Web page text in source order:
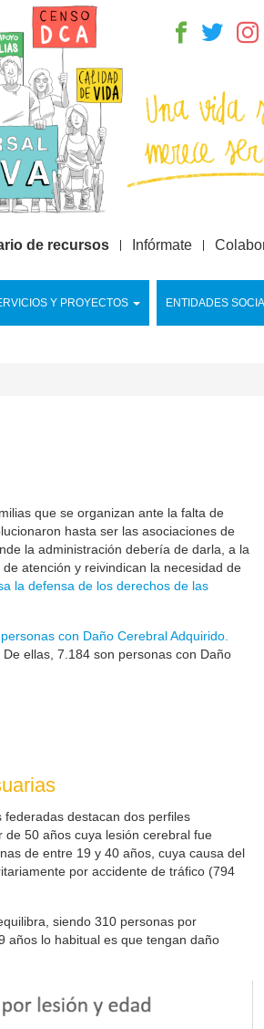
Y PROYECTOS ENTIDADES
de recursos Infórmate
que se organizan ante la falta de
hasta ser las asociaciones de
la administración debería de darla, a la
atención y reivindican la necesidad de
la defensa de los derechos de las
con Daño Cerebral Adquirido.
De ellas, 7.184 son personas con Daño
federadas destacan dos perfiles
50 años cuya lesión cerebral fue
de entre 19 y 40 años, cuya causa del
por accidente de tráfico (794
siendo 310 personas por
años lo habitual es que tengan daño